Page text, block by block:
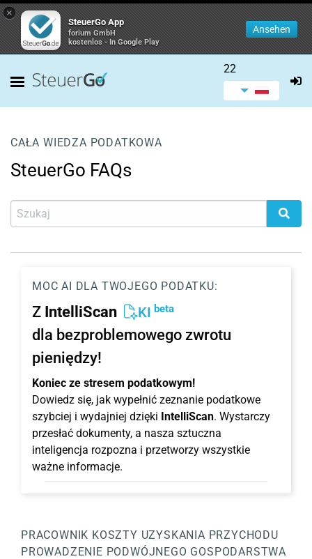
×
SteuerGo App
forium GmbH
kostenlos - In Google Play
Ansehen
22
CAŁA WIEDZA PODATKOWA
SteuerGo FAQs
MOC AI DLA TWOJEGO PODATKU:
Z IntelliScan KI beta
dla bezproblemowego zwrotu
pieniędzy!
Koniec ze stresem podatkowym!
Dowiedz się, jak wypełnić zeznanie podatkowe
szybciej i wydajniej dzięki IntelliScan. Wystarczy
przesłać dokumenty, a nasza sztuczna
inteligencja rozpozna i przetworzy wszystkie
ważne informacje.
PRACOWNIK KOSZTY UZYSKANIA PRZYCHODU
PROWADZENIE PODWÓJNEGO GOSPODARSTWA